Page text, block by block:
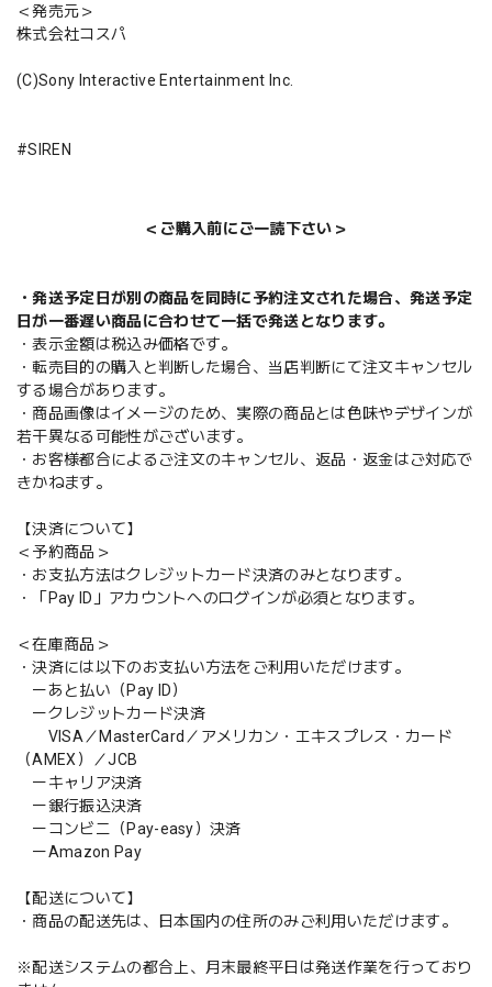
＜発売元＞
株式会社コスパ
(C)Sony Interactive Entertainment Inc.
#SIREN
＜ご購入前にご一読下さい＞
・発送予定日が別の商品を同時に予約注文された場合、発送予定
日が一番遅い商品に合わせて一括で発送となります。
・表示金額は税込み価格です。
・転売目的の購入と判断した場合、当店判断にて注文キャンセル
する場合があります。
・商品画像はイメージのため、実際の商品とは色味やデザインが
若干異なる可能性がございます。
・お客様都合によるご注文のキャンセル、返品・返金はご対応で
きかねます。
【決済について】
＜予約商品＞
・お支払方法はクレジットカード決済のみとなります。
・「Pay ID」アカウントへのログインが必須となります。
＜在庫商品＞
・決済には以下のお支払い方法をご利用いただけます。
ーあと払い（Pay ID）
ークレジットカード決済
VISA／MasterCard／アメリカン・エキスプレス・カード
（AMEX）／JCB
ーキャリア決済
ー銀行振込決済
ーコンビニ（Pay-easy）決済
ーAmazon Pay
【配送について】
・商品の配送先は、日本国内の住所のみご利用いただけます。
※配送システムの都合上、月末最終平日は発送作業を行っており